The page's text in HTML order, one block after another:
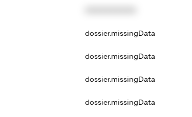
dossier.missingData
dossier.missingData
dossier.missingData
dossier.missingData